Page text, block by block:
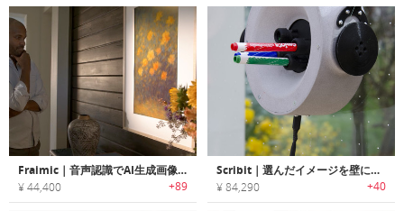
Fraimic｜音声認識でAI生成画像を即表示できるスマートEインクキャンバス
¥ 44,400 +89
Scribit｜選んだイメージを壁に描くライティングロボット「スクリビット」
¥ 84,290 +40